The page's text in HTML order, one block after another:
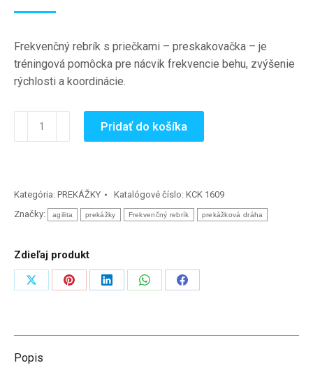
Frekvenčný rebrík s priečkami – preskakovačka – je
tréningová pomôcka pre nácvik frekvencie behu, zvýšenie
rýchlosti a koordinácie.
množstvo
-
Pridať do košíka
Kategória: PREKÁŽKY Katalógové číslo: KCK 1609
Značky:
agilita prekážky Frekvenčný rebrík prekážková dráha
Zdieľaj produkt
ZdieľaťZdieľaťZdieľaťZdieľaťZdieľať
Popis